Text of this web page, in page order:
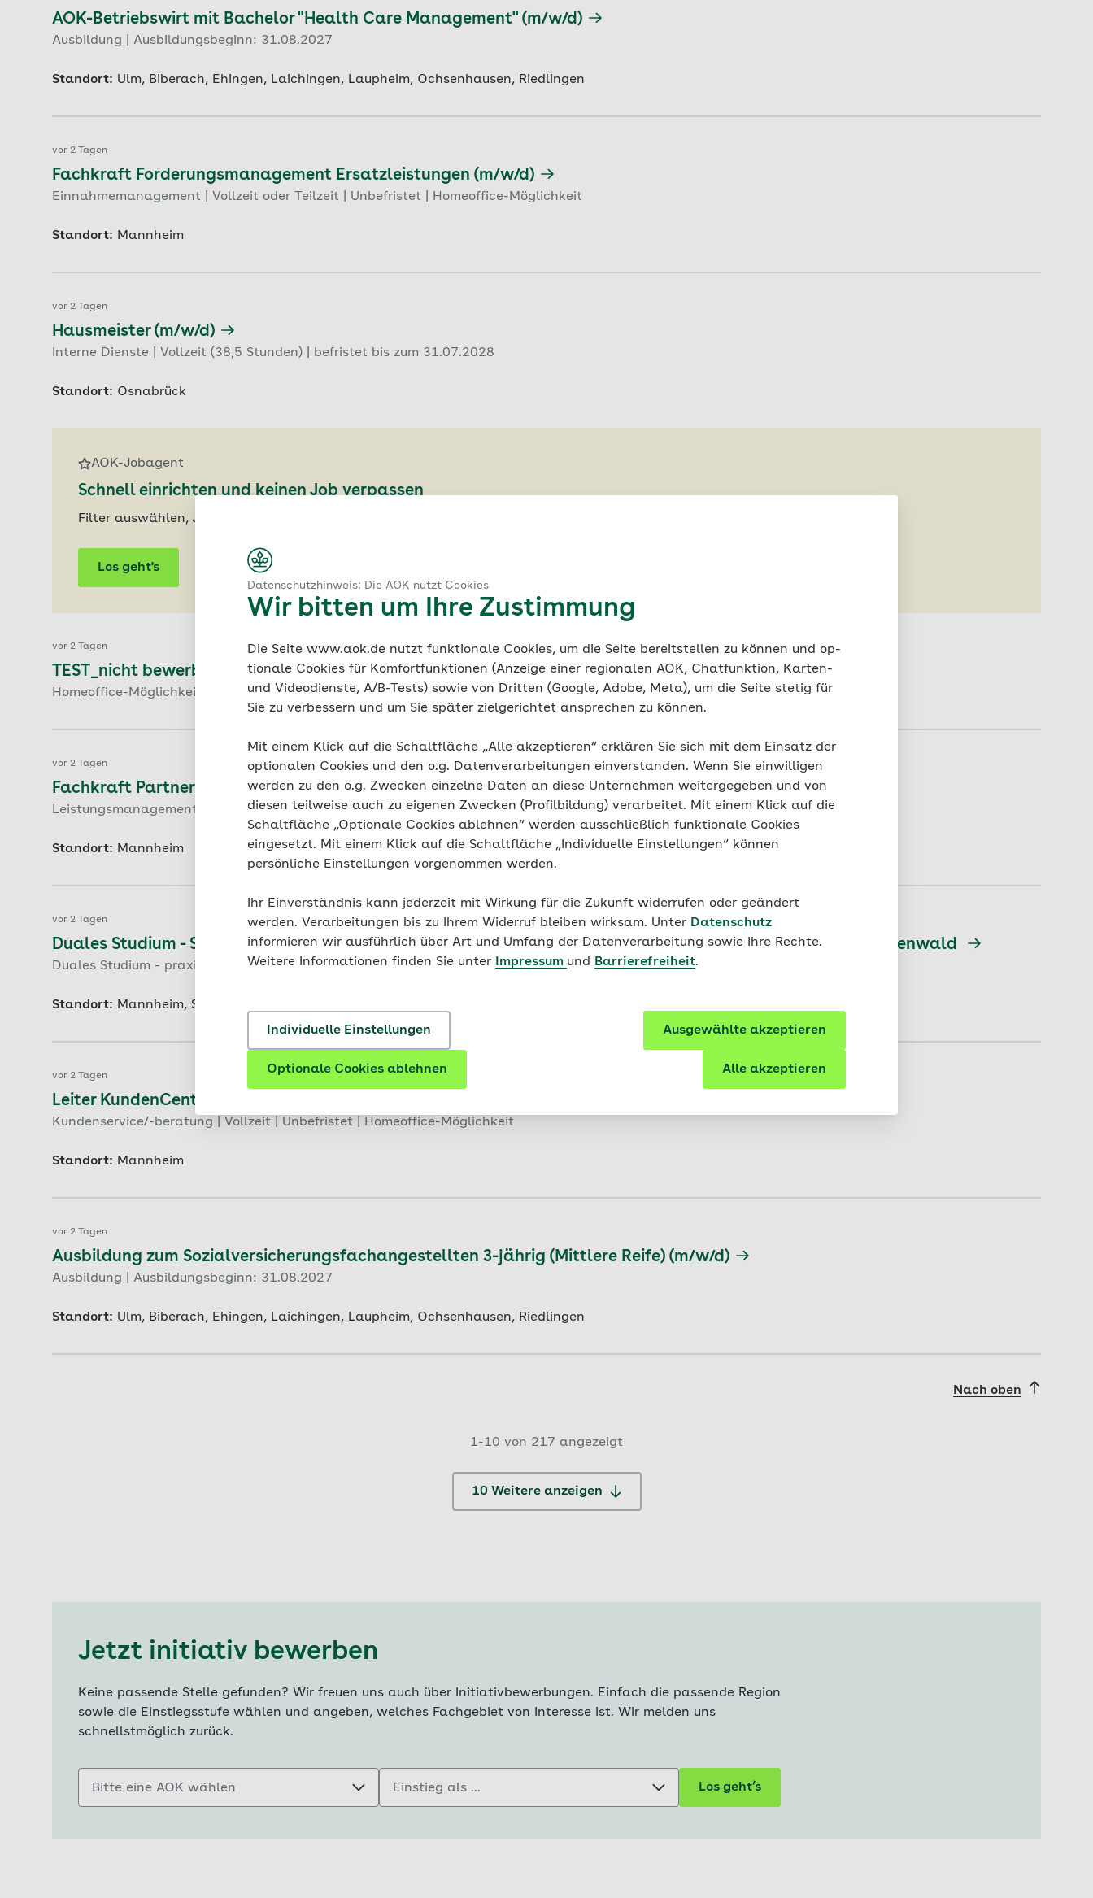
Datenschutzhinweis: Die AOK nutzt Cookies
Wir bitten um Ihre Zustimmung
Die Seite www.aok.de nutzt funktionale Cookies, um die Seite bereitstellen zu können und op-
tionale Cookies für Komfortfunktionen (Anzeige einer regionalen AOK, Chatfunktion, Karten-
und Videodienste, A/B-Tests) sowie von Dritten (Google, Adobe, Meta), um die Seite stetig für
Sie zu verbessern und um Sie später zielgerichtet ansprechen zu können.
Mit einem Klick auf die Schaltfläche „Alle akzeptieren“ erklären Sie sich mit dem Einsatz der
optionalen Cookies und den o.g. Datenverarbeitungen einverstanden. Wenn Sie einwilligen
werden zu den o.g. Zwecken einzelne Daten an diese Unternehmen weitergegeben und von
diesen teilweise auch zu eigenen Zwecken (Profilbildung) verarbeitet. Mit einem Klick auf die
Schaltfläche „Optionale Cookies ablehnen“ werden ausschließlich funktionale Cookies
eingesetzt. Mit einem Klick auf die Schaltfläche „Individuelle Einstellungen“ können
persönliche Einstellungen vorgenommen werden.
Ihr Einverständnis kann jederzeit mit Wirkung für die Zukunft widerrufen oder geändert
werden. Verarbeitungen bis zu Ihrem Widerruf bleiben wirksam. Unter Datenschutz
informieren wir ausführlich über Art und Umfang der Datenverarbeitung sowie Ihre Rechte.
Weitere Informationen finden Sie unter
Impressum und Barrierefreiheit.
Individuelle Einstellungen Ausgewählte akzeptieren
Optionale Cookies ablehnen Alle akzeptieren
AOK-Betriebswirt mit Bachelor "Health Care Management" (m/w/d)
Ausbildung | Ausbildungsbeginn: 31.08.2027
Standort: Ulm, Biberach, Ehingen, Laichingen, Laupheim, Ochsenhausen, Riedlingen
vor 2 Tagen
Fachkraft Forderungsmanagement Ersatzleistungen (m/w/d)
Einnahmemanagement | Vollzeit oder Teilzeit | Unbefristet | Homeoffice-Möglichkeit
Standort: Mannheim
vor 2 Tagen
Hausmeister (m/w/d)
Interne Dienste | Vollzeit (38,5 Stunden) | befristet bis zum 31.07.2028
Standort: Osnabrück
AOK-Jobagent
Schnell einrichten und keinen Job verpassen
Filter auswählen, Jobagenten aktivieren und regelmäßig über passende Jobangebote informiert werden.
Los geht's
vor 2 Tagen
TEST_nicht bewerben! Ausbildung zum Sozialversicherungsfachangestellten (m/w/d)
Homeoffice-Möglichkeit | Ausbildungsbeginn: 31.07.2027
vor 2 Tagen
Fachkraft Partner-Abrechnung Krankenhaus (m/w/d)
Leistungsmanagement | Vollzeit oder Teilzeit | Unbefristet | Homeoffice-Möglichkeit
Standort: Mannheim
vor 2 Tagen
Duales Studium - Soziale Arbeit im Gesundheitswesen (B.A) (m/w/d) ab 01.09.2027 - Region Rhein-Neckar-Odenwald
Duales Studium - praxisintegriert | Ausbildungsbeginn: 31.08.2027
Standort: Mannheim, Schwetzingen, Wiesloch, Heidelberg, Mosbach
vor 2 Tagen
Leiter KundenCenter (m/w/d)
Kundenservice/-beratung | Vollzeit | Unbefristet | Homeoffice-Möglichkeit
Standort: Mannheim
vor 2 Tagen
Ausbildung zum Sozialversicherungsfachangestellten 3-jährig (Mittlere Reife) (m/w/d)
Ausbildung | Ausbildungsbeginn: 31.08.2027
Standort: Ulm, Biberach, Ehingen, Laichingen, Laupheim, Ochsenhausen, Riedlingen
Nach oben
1-10 von 217 angezeigt
10 Weitere anzeigen
Jetzt initiativ bewerben
Keine passende Stelle gefunden? Wir freuen uns auch über Initiativbewerbungen. Einfach die passende Region
sowie die Einstiegsstufe wählen und angeben, welches Fachgebiet von Interesse ist. Wir melden uns
schnellstmöglich zurück.
Los geht’s